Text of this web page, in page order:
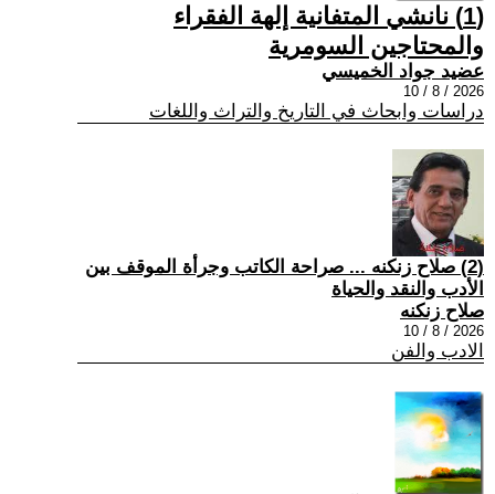
(1) نانشي المتفانية إلهة الفقراء
والمحتاجين السومرية
عضيد جواد الخميسي
2026 / 8 / 10
دراسات وابحاث في التاريخ والتراث واللغات
(2) صلاح زنكنه ... صراحة الكاتب وجرأة الموقف بين
الأدب والنقد والحياة
صلاح زنكنه
2026 / 8 / 10
الادب والفن